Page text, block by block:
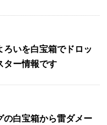
ろいを白宝箱でドロッ
ター情報です
の白宝箱から雷ダメー